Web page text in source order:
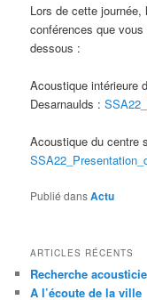
Lors de cette
conférences que
dessous :
Acoustique intérieure
Desarnaulds :
Acoustique du centre
Publié dansActu
ARTICLES RÉCENTS
Recherche
A l’écoute de la ville